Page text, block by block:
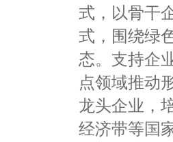
式，以骨干
式，围绕绿
态。支持企
点领域推动
龙头企业，
经济带等国